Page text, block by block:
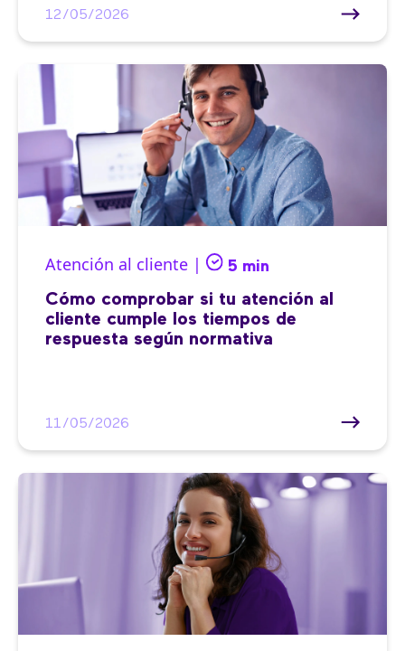
12/05/2026
Atención al cliente | 5 min
Cómo comprobar si tu atención al
cliente cumple los tiempos de
respuesta según normativa
11/05/2026